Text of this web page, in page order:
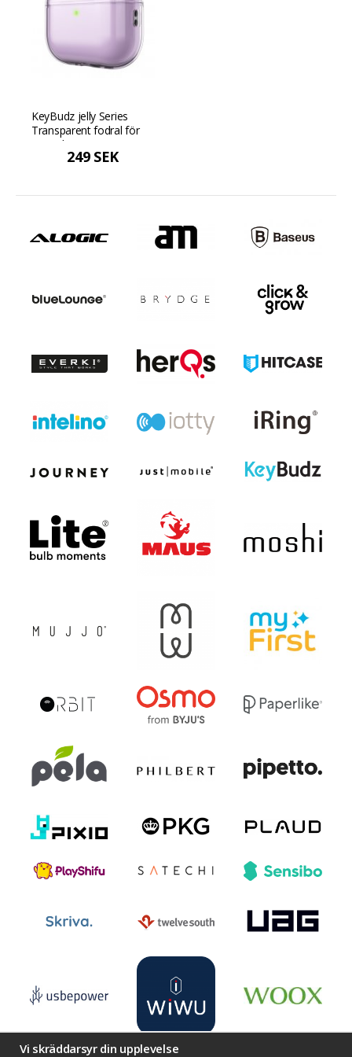
KeyBudz jelly Series
Transparent fodral för
AirPods Pro 3:e
generationen - Lavendel,
249 SEK
Vi skräddarsyr din upplevelse